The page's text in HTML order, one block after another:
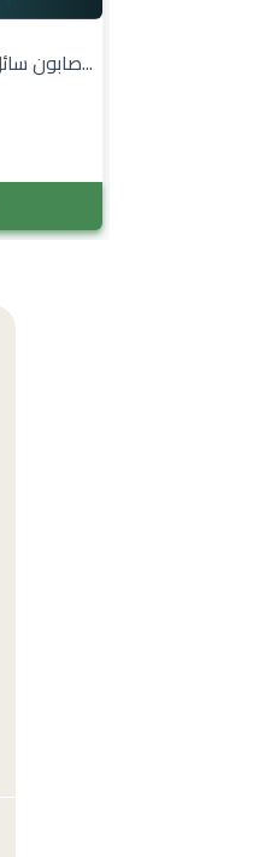
صابون سائل آني برائحة زهو...